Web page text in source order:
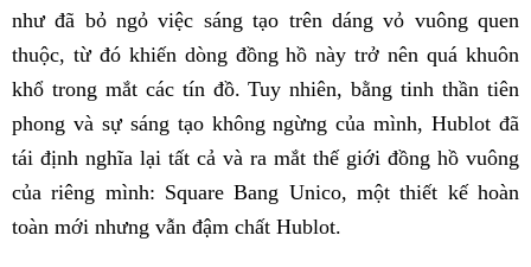
như đã bỏ ngỏ việc sáng tạo trên dáng vỏ vuông quen
thuộc, từ đó khiến dòng đồng hồ này trở nên quá khuôn
khổ trong mắt các tín đồ. Tuy nhiên, bằng tinh thần tiên
phong và sự sáng tạo không ngừng của mình, Hublot đã
tái định nghĩa lại tất cả và ra mắt thế giới đồng hồ vuông
của riêng mình: Square Bang Unico, một thiết kế hoàn
toàn mới nhưng vẫn đậm chất Hublot.